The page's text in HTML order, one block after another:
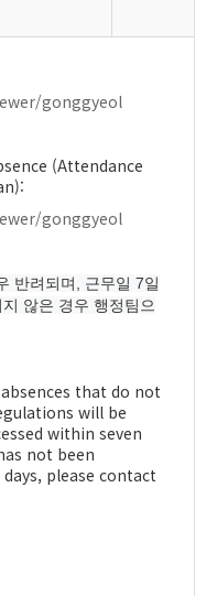
gonggyeol
(Attendance
gonggyeol
반려되며, 근무일 7일
않은 경우 행정팀으
that do not
will be
within seven
not been
please contact